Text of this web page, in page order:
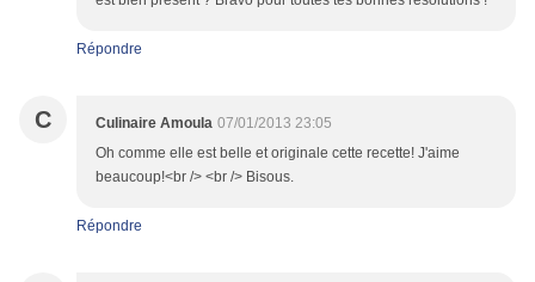
Répondre
C Culinaire Amoula 07/01/2013 23:05
Oh comme elle est belle et originale cette recette! J'aime
beaucoup!<br /> <br /> Bisous.
Répondre